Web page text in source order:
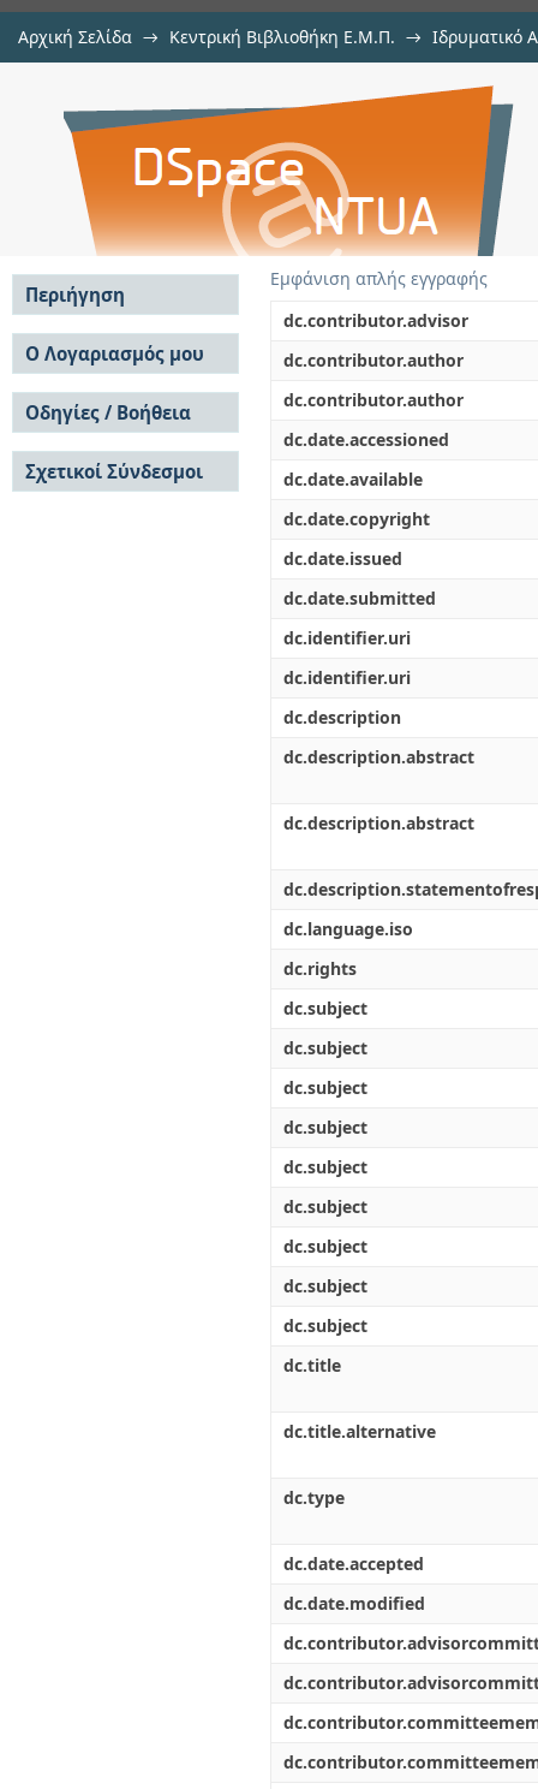
Αρχική Σελίδα → Κεντρική Βιβλιοθήκη Ε.Μ.Π. → Ιδρυματικό
Επιστημονική αλλαγή: από τον
στροφή
Εμφάνιση απλής εγγραφής
dc.contributor.advisor
dc.contributor.author
dc.contributor.author
dc.date.accessioned
dc.date.available
dc.date.copyright
dc.date.issued
dc.date.submitted
dc.identifier.uri
dc.identifier.uri
dc.description
dc.description.abstract
dc.description.abstract
dc.language.iso
dc.rights
dc.subject
dc.subject
dc.subject
dc.subject
dc.subject
dc.subject
dc.subject
dc.subject
dc.subject
dc.title
dc.title.alternative
dc.type
dc.date.accepted
dc.date.modified
Περιήγηση
Σε όλο το DSpace
Κοινότητες & Συλλογές
Ανά Ημερομηνία
Έκδοσης
Συγγραφείς
Τίτλοι
Θέματα
Ο Λογαριασμός μου
Σύνδεση
Εγγραφή
Οδηγίες / Βοήθεια
Οδηγίες Υποβολής
Οδηγίες Χρήσης ΙΑ
Συχνές Ερωτήσεις
Σχετικοί Σύνδεσμοι